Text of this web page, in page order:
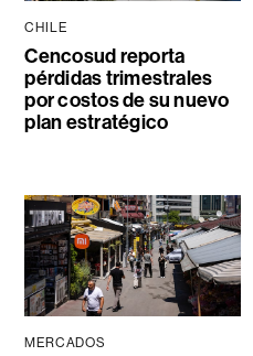
CHILE
Cencosud reporta
pérdidas trimestrales
por costos de su nuevo
plan estratégico
MERCADOS